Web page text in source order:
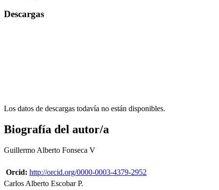
Descargas
Los datos de descargas todavía no están disponibles.
Biografía del autor/a
Guillermo Alberto Fonseca V
Orcid: http://orcid.org/0000-0003-4379-2952
Carlos Alberto Escobar P.